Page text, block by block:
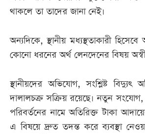
থাকলে তা তাদের জানা নেই।
অন্যদিকে, স্থানীয় মধ্যস্থতাকারী
কোনো ধরনের অর্থ লেনদেনের বিষয়
স্থানীয়দের অভিযোগ, সংশ্লিষ্ট বিদ্যুৎ
দালালচক্র সক্রিয় রয়েছে। নতুন সংযোগ,
পরিবর্তনের নামে অতিরিক্ত টাকা
এ বিষয়ে দ্রুত তদন্ত করে ব্যবস্থা